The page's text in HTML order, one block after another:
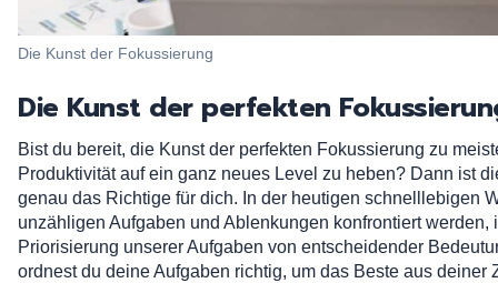
Die Kunst der Fokussierung
Die Kunst der perfekten
Bist du bereit, die Kunst der perfekten Fokussierung zu
Produktivität auf ein ganz neues Level zu heben? Dann ist
genau das Richtige für dich. In der heutigen schnelllebigen
unzähligen Aufgaben und Ablenkungen konfrontiert werden,
Priorisierung unserer Aufgaben von entscheidender
ordnest du deine Aufgaben richtig, um das Beste aus deiner